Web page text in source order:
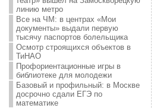
линию метро
Все на ЧМ: в центрах «Мои
документы» выдали первую
тысячу паспортов болельщика
Осмотр строящихся объектов в
ТиНАО
Профориентационные игры в
библиотеке для молодежи
Базовый и профильный: в Москве
досрочно сдали ЕГЭ по
математике